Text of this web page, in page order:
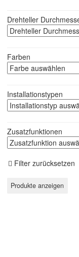
Drehteller
Farben
Installationstypen
Zusatzfunktionen
Filter zurücksetzen